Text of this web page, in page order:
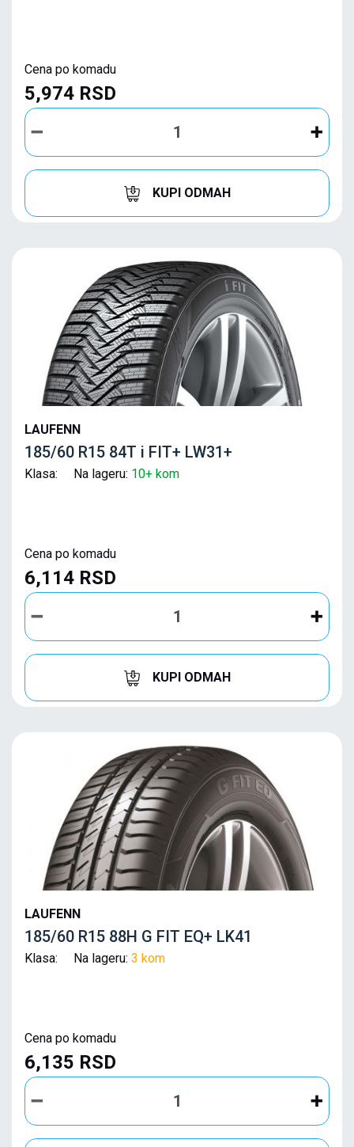
Cena po komadu
5,974 RSD
KUPI ODMAH
LAUFENN
185/60 R15 84T i FIT+ LW31+
Klasa: Na lageru: 10+ kom
Cena po komadu
6,114 RSD
KUPI ODMAH
LAUFENN
185/60 R15 88H G FIT EQ+ LK41
Klasa: Na lageru: 3 kom
Cena po komadu
6,135 RSD